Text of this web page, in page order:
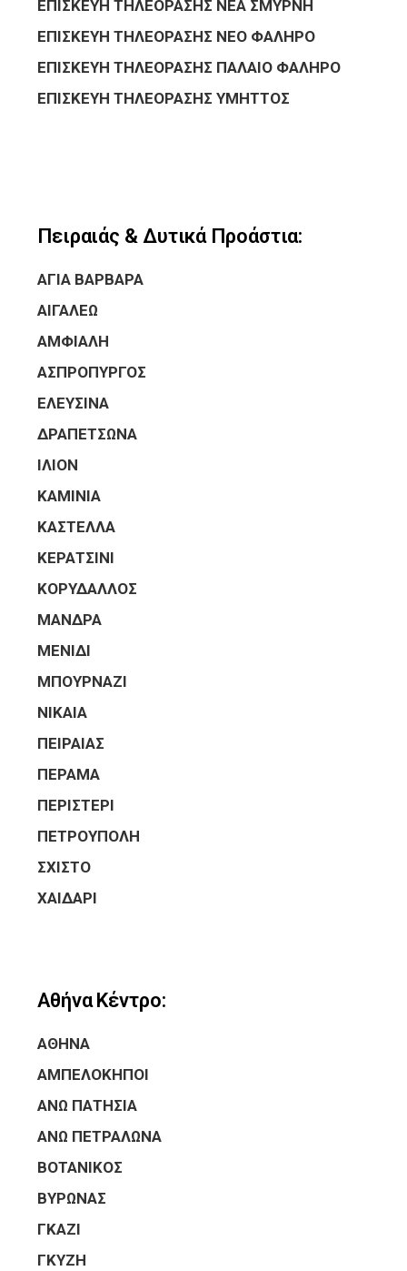
ΕΠΙΣΚΕΥΗ ΤΗΛΕΟΡΑΣΗΣ ΝΕΑ ΣΜΥΡΝΗ
ΕΠΙΣΚΕΥΗ ΤΗΛΕΟΡΑΣΗΣ ΝΕΟ ΦΑΛΗΡΟ
ΕΠΙΣΚΕΥΗ ΤΗΛΕΟΡΑΣΗΣ ΠΑΛΑΙΟ ΦΑΛΗΡΟ
ΕΠΙΣΚΕΥΗ ΤΗΛΕΟΡΑΣΗΣ ΥΜΗΤΤΟΣ
Πειραιάς & Δυτικά Προάστια:
ΑΓΙΑ ΒΑΡΒΑΡΑ
ΑΙΓΑΛΕΩ
ΑΜΦΙΑΛΗ
ΑΣΠΡΟΠΥΡΓΟΣ
ΕΛΕΥΣΙΝΑ
ΔΡΑΠΕΤΣΩΝΑ
ΙΛΙΟΝ
ΚΑΜΙΝΙΑ
ΚΑΣΤΕΛΛΑ
ΚΕΡΑΤΣΙΝΙ
ΚΟΡΥΔΑΛΛΟΣ
ΜΑΝΔΡΑ
ΜΕΝΙΔΙ
ΜΠΟΥΡΝΑΖΙ
ΝΙΚΑΙΑ
ΠΕΙΡΑΙΑΣ
ΠΕΡΑΜΑ
ΠΕΡΙΣΤΕΡΙ
ΠΕΤΡΟΥΠΟΛΗ
ΣΧΙΣΤΟ
ΧΑΙΔΑΡΙ
Αθήνα Κέντρο:
ΑΘΗΝΑ
ΑΜΠΕΛΟΚΗΠΟΙ
ΑΝΩ ΠΑΤΗΣΙΑ
ΑΝΩ ΠΕΤΡΑΛΩΝΑ
ΒΟΤΑΝΙΚΟΣ
ΒΥΡΩΝΑΣ
ΓΚΑΖΙ
ΓΚΥΖΗ